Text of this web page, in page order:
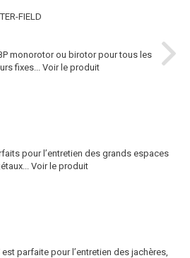
FIELD
monorotor ou birotor pour tous les
fixes...
Voir le produit
pour l’entretien des grands espaces
Voir le produit
parfaite pour l’entretien des jachères,